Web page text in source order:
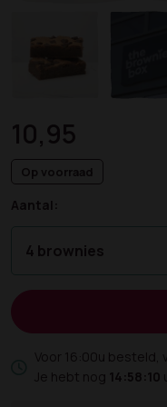
10,95
Op voorraad
Aantal:
4 brownies
Voor 16:00u besteld,
Je hebt nog 14:58:09